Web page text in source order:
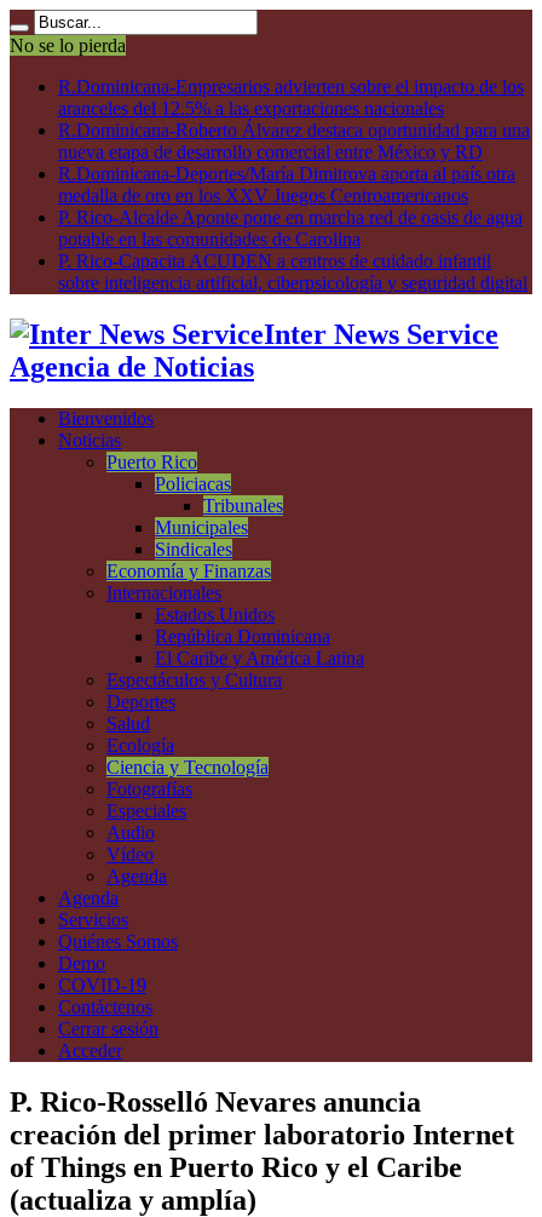
No se lo pierda
R.Dominicana-Empresarios advierten sobre el impacto de los
aranceles del 12.5% a las exportaciones nacionales
R.Dominicana-Roberto Álvarez destaca oportunidad para una
nueva etapa de desarrollo comercial entre México y RD
R.Dominicana-Deportes/María Dimitrova aporta al país otra
medalla de oro en los XXV Juegos Centroamericanos
P. Rico-Alcalde Aponte pone en marcha red de oasis de agua
potable en las comunidades de Carolina
P. Rico-Capacita ACUDEN a centros de cuidado infantil
sobre inteligencia artificial, ciberpsicología y seguridad digital
Inter News Service
Agencia de Noticias
Bienvenidos
Noticias
Puerto Rico
Policiacas
Tribunales
Municipales
Sindicales
Economía y Finanzas
Internacionales
Estados Unidos
República Dominicana
El Caribe y América Latina
Espectáculos y Cultura
Deportes
Salud
Ecología
Ciencia y Tecnología
Fotografías
Especiales
Audio
Vídeo
Agenda
Agenda
Servicios
Quiénes Somos
Demo
COVID-19
Contáctenos
Cerrar sesión
Acceder
P. Rico-Rosselló Nevares anuncia
creación del primer laboratorio Internet
of Things en Puerto Rico y el Caribe
(actualiza y amplía)